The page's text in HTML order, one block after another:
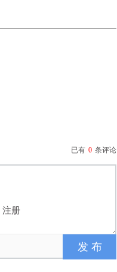
已有 0 条评论
注册